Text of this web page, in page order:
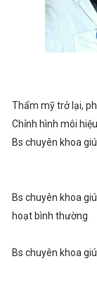
Thẩm mỹ trở lại,
Chỉnh hình môi
Bs chuyên khoa
Bs chuyên khoa
hoạt bình thường
Bs chuyên khoa